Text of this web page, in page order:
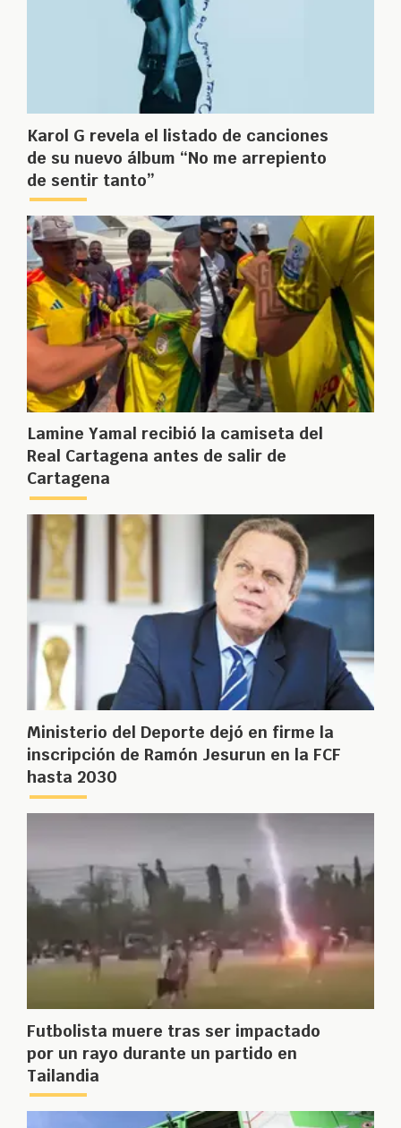
Karol G revela el listado de canciones
de su nuevo álbum “No me arrepiento
de sentir tanto”
Lamine Yamal recibió la camiseta del
Real Cartagena antes de salir de
Cartagena
Ministerio del Deporte dejó en firme la
inscripción de Ramón Jesurun en la FCF
hasta 2030
Futbolista muere tras ser impactado
por un rayo durante un partido en
Tailandia